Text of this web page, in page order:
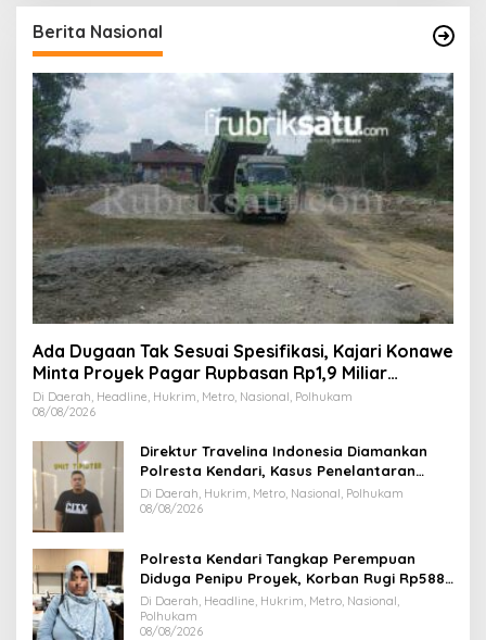
Berita Nasional
Ada Dugaan Tak Sesuai Spesifikasi, Kajari Konawe
Minta Proyek Pagar Rupbasan Rp1,9 Miliar
Dihentikan
Di Daerah, Headline, Hukrim, Metro, Nasional, Polhukam
08/08/2026
Direktur Travelina Indonesia Diamankan
Polresta Kendari, Kasus Penelantaran
Jemaah Umrah Masuk Babak Baru
Di Daerah, Hukrim, Metro, Nasional, Polhukam
08/08/2026
Polresta Kendari Tangkap Perempuan
Diduga Penipu Proyek, Korban Rugi Rp588,1
Juta
Di Daerah, Headline, Hukrim, Metro, Nasional,
Polhukam
08/08/2026